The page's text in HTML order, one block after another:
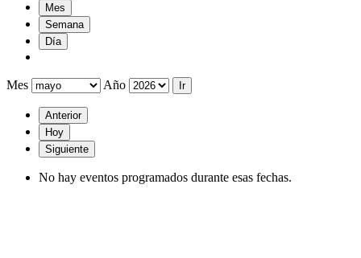
Mes
Semana
Día
Mes Año
Anterior
Hoy
Siguiente
No hay eventos programados durante esas fechas.